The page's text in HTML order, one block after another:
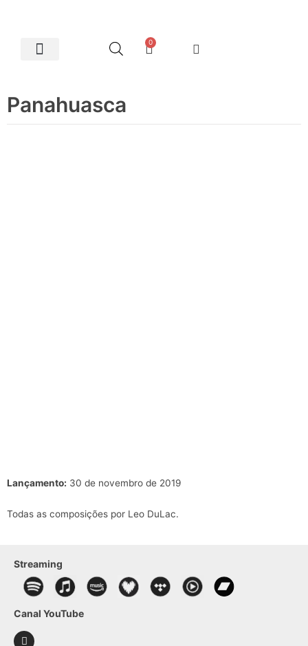
0
Panahuasca
Lançamento: 30 de novembro de 2019
Todas as composições por Leo DuLac.
Streaming
Canal YouTube